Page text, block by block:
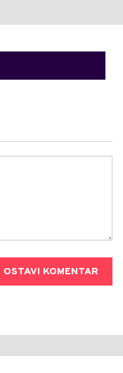
OSTAVI KOMENTAR